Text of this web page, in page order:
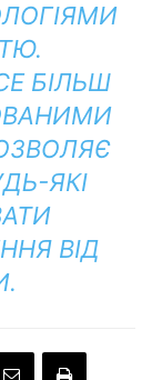
БІЛЬШ
ЯКІ
ВІД